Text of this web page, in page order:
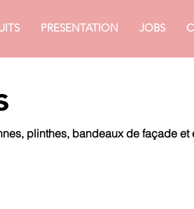
PRESENTATION JOBS
plinthes, bandeaux de façade et